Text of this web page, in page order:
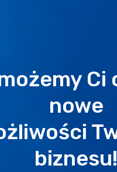
Ci
nowe
biznesu!